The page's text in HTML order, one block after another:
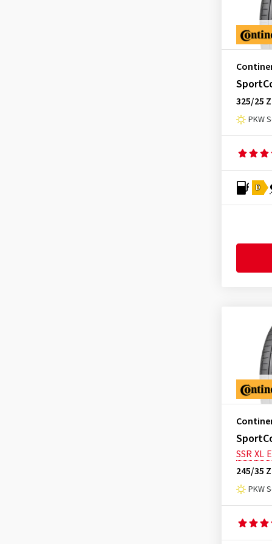
325/25
PKW
D
SSRXL
245/35
PKW